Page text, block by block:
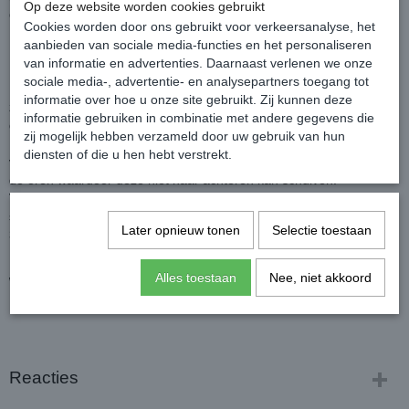
Ook verkrijgbaar in grotere maten, zie de Rambo Sweet Itch Hoody
Eczeemdeken,KLIK HIER.
De Rambo Sweetitch Hoody is gemaakt van sterk 1000 Denier
Polyester, waardoor het zeer sterk en duurzaam is, maar toch
zacht en comfortabel voor het paard en volledig ademend
gedurende de warme zomermaanden.
De staartflap en de onderzijde van de deken zijn extra lang voor
volledige bescherming. Het vaste halsstuk heeft uitsparingen voor
de oren waardoor deze niet naar achteren kan schuiven.
Voorzien van 'V' Front Closure borstsluiting, gladde voering bij de
schouders, manenkam en staart om schuurplekken te voorkomen,
3 singel buikflap, beenuitsparingen voor en achter en een bilriem.
Kleur: Chalk/Green
Wordt geleverd inclusief vliegenmasker.
Reacties
Op deze website worden cookies gebruikt
Cookies worden door ons gebruikt voor verkeersanalyse, het
aanbieden van sociale media-functies en het personaliseren
van informatie en advertenties. Daarnaast verlenen we onze
sociale media-, advertentie- en analysepartners toegang tot
informatie over hoe u onze site gebruikt. Zij kunnen deze
informatie gebruiken in combinatie met andere gegevens die
zij mogelijk hebben verzameld door uw gebruik van hun
diensten of die u hen hebt verstrekt.
Later opnieuw tonen Selectie toestaan
Alles toestaan Nee, niet akkoord